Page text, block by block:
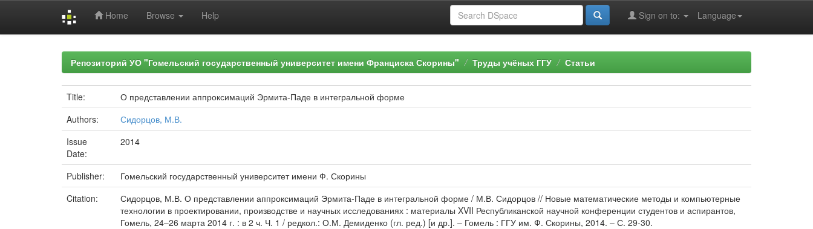
Home Browse Help Language
Sign on to:
Репозиторий УО "Гомельский государственный университет имени Франциска Скорины" Труды учёных ГГУ Статьи
Title:
О представлении аппроксимаций Эрмита-Паде в интегральной форме
Authors:
Сидорцов, М.В.
Issue
Date:
2014
Publisher:
Гомельский государственный университет имени Ф. Скорины
Citation:
Сидорцов, М.В. О представлении аппроксимаций Эрмита-Паде в интегральной форме / М.В. Сидорцов // Новые математические методы и компьютерные
технологии в проектировании, производстве и научных исследованиях : материалы XVII Республиканской научной конференции студентов и аспирантов,
Гомель, 24–26 марта 2014 г. : в 2 ч. Ч. 1 / редкол.: О.М. Демиденко (гл. ред.) [и др.]. – Гомель : ГГУ им. Ф. Скорины, 2014. – С. 29-30.